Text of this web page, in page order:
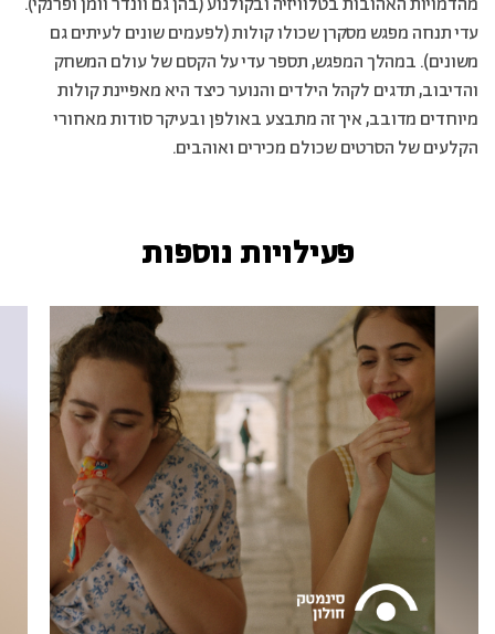
עדי תנחה מפגש מסקרן שכולו קולות (לפעמים שונים לעיתים גם
משונים). במהלך המפגש, תספר עדי על הקסם של עולם המשחק
והדיבוב, תדגים לקהל הילדים והנוער כיצד היא מאפיינת קולות
מיוחדים מדובב, איך זה מתבצע באולפן ובעיקר סודות מאחורי
הקלעים של הסרטים שכולם מכירים ואוהבים.
פעילויות נוספות